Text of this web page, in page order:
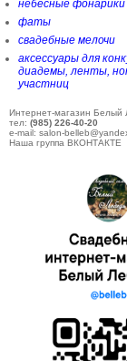
небесные фонарики
фаты
свадебные мелочи
аксессуары для
диадемы, ленты,
участниц
Интернет-магазин Белый
тел: (985) 226-40-20
e-mail: salon-
Наша группа ВКОНТАКТЕ